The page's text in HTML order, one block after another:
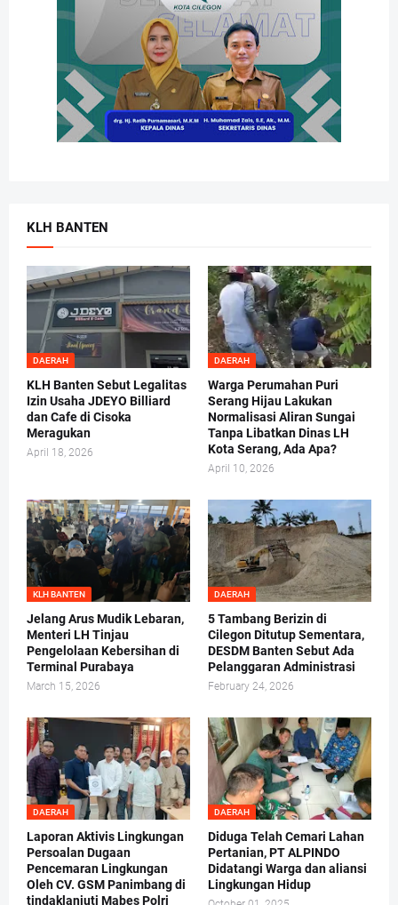
KLH BANTEN
DAERAH
KLH Banten Sebut Legalitas
Izin Usaha JDEYO Billiard
dan Cafe di Cisoka
Meragukan
April 18, 2026
DAERAH
Warga Perumahan Puri
Serang Hijau Lakukan
Normalisasi Aliran Sungai
Tanpa Libatkan Dinas LH
Kota Serang, Ada Apa?
April 10, 2026
KLH BANTEN
Jelang Arus Mudik Lebaran,
Menteri LH Tinjau
Pengelolaan Kebersihan di
Terminal Purabaya
March 15, 2026
DAERAH
5 Tambang Berizin di
Cilegon Ditutup Sementara,
DESDM Banten Sebut Ada
Pelanggaran Administrasi
February 24, 2026
DAERAH
Laporan Aktivis Lingkungan
Persoalan Dugaan
Pencemaran Lingkungan
Oleh CV. GSM Panimbang di
tindaklanjuti Mabes Polri
DAERAH
Diduga Telah Cemari Lahan
Pertanian, PT ALPINDO
Didatangi Warga dan aliansi
Lingkungan Hidup